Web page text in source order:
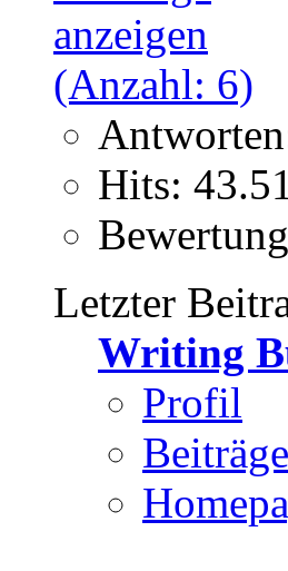
Hits:
Letzter
Writing
Profil